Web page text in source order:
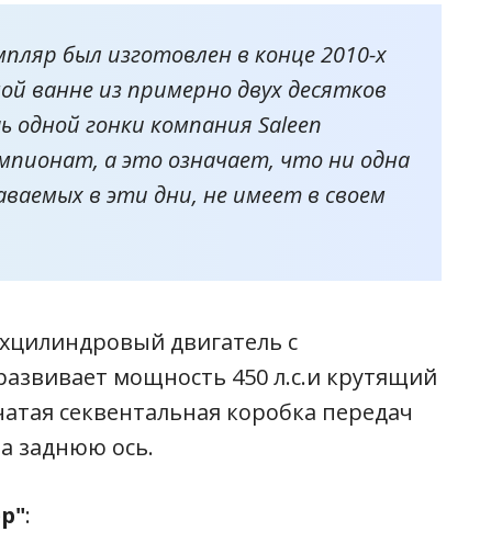
был изготовлен в конце 2010-х
ванне из примерно двух десятков
одной гонки компания Saleen
а это означает, что ни одна
в эти дни, не имеет в своем
двигатель с
мощность 450 л.с.и крутящий
секвентальная коробка передач
заднюю ось.
: